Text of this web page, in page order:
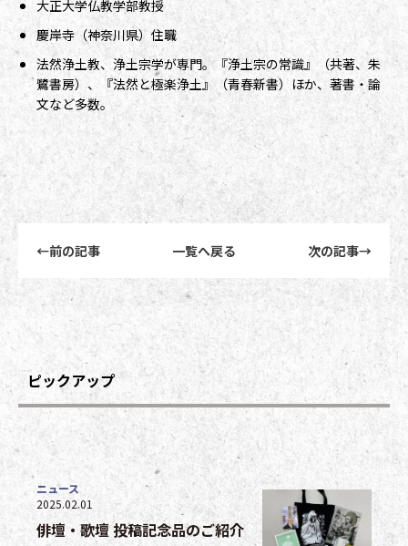
大正大学仏教学部教授
慶岸寺（神奈川県）住職
法然浄土教、浄土宗学が専門。『浄土宗の常識』（共著、朱
鷺書房）、『法然と極楽浄土』（青春新書）ほか、著書・論
文など多数。
←前の記事 一覧へ戻る 次の記事→
ピックアップ
俳壇・歌壇 投稿記念品のご紹介
ニュース
2025.02.01